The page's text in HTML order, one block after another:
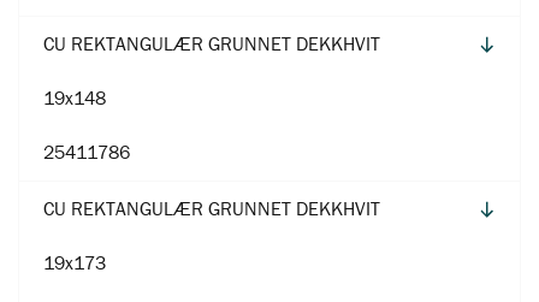
CU REKTANGULÆR GRUNNET DEKKHVIT
19x148
25411786
CU REKTANGULÆR GRUNNET DEKKHVIT
19x173